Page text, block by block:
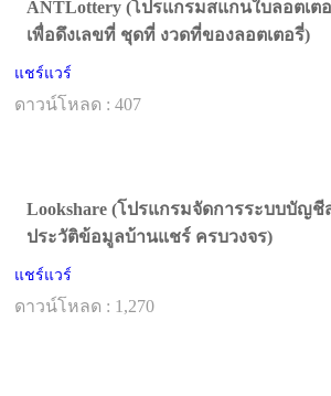
ANTLottery (โปรแกรมสแกนใบลอตเต
เพื่อดึงเลขที่ ชุดที่ งวดที่ของลอตเตอรี่)
แชร์แวร์
ดาวน์โหลด : 407
Lookshare (โปรแกรมจัดการระบบบัญชี
ประวัติข้อมูลบ้านแชร์ ครบวงจร)
แชร์แวร์
ดาวน์โหลด : 1,270